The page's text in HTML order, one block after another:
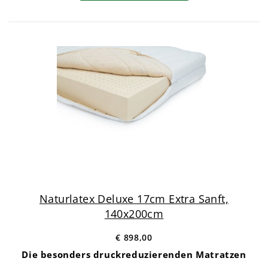
Naturlatex Deluxe 17cm Extra Sanft,
140x200cm
€ 898,00
Die besonders druckreduzierenden Matratzen